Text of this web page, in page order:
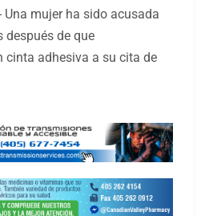
Una mujer ha sido acusada
después de que
cinta adhesiva a su cita de